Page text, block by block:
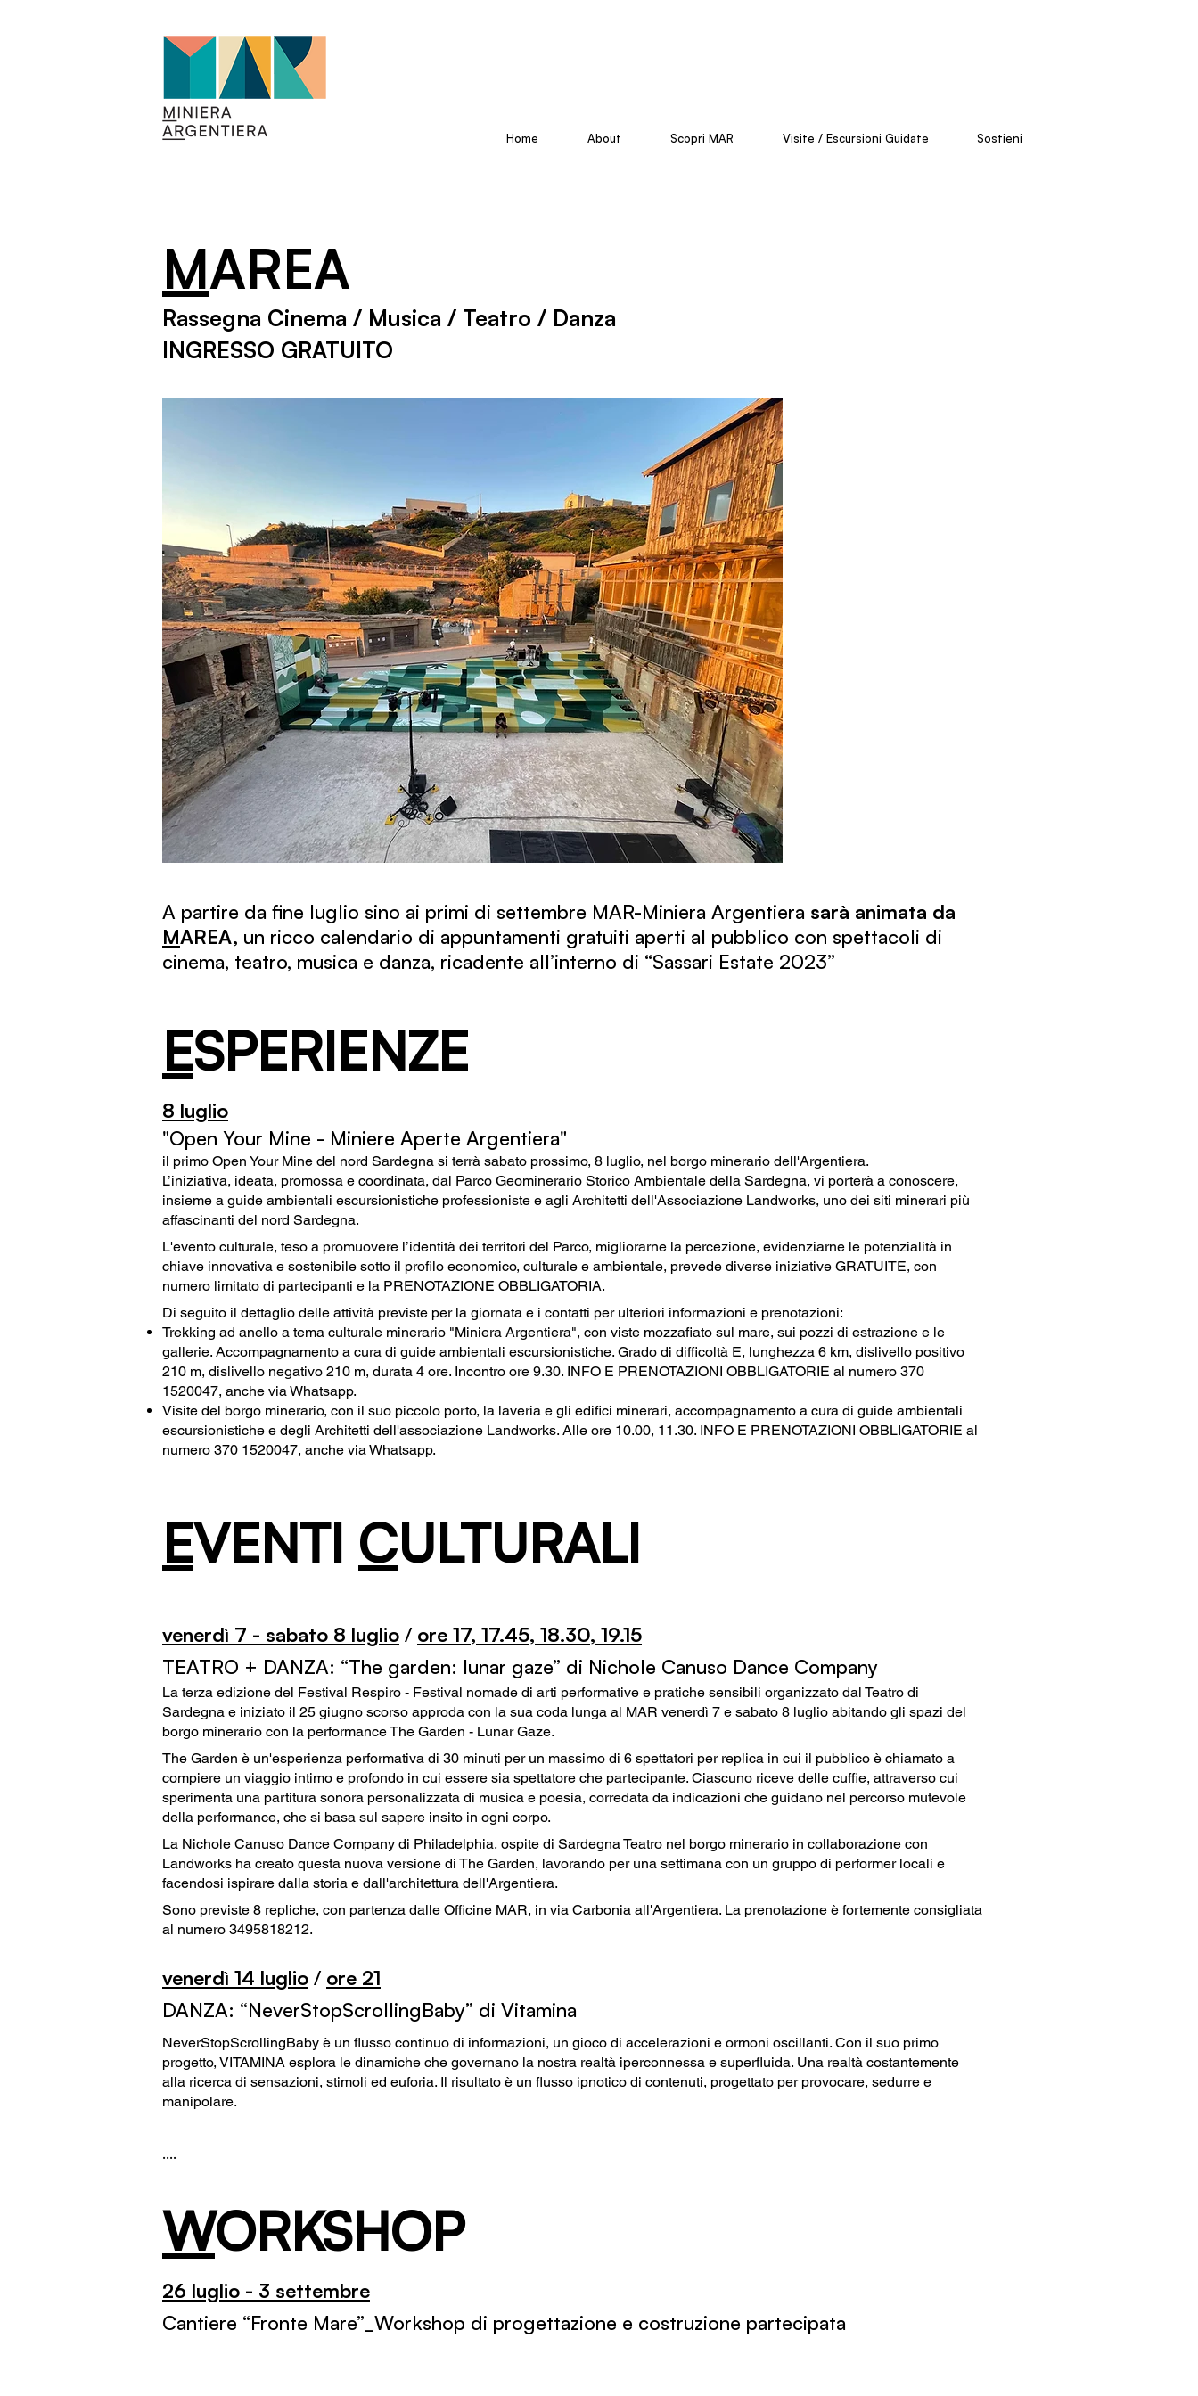
Home About Scopri MAR Visite / Escursioni Guidate Sostieni
MAREA
Rassegna Cinema / Musica / Teatro / Danza
INGRESSO GRATUITO
A partire da fine luglio sino ai primi di settembre MAR-Miniera Argentiera sarà animata da
MAREA, un ricco calendario di appuntamenti gratuiti aperti al pubblico con spettacoli di
cinema, teatro, musica e danza, ricadente all’interno di “Sassari Estate 2023”
ESPERIENZE
8 luglio
"Open Your Mine - Miniere Aperte Argentiera"
il primo Open Your Mine del nord Sardegna si terrà sabato prossimo, 8 luglio, nel borgo minerario dell'Argentiera.
L’iniziativa, ideata, promossa e coordinata, dal Parco Geominerario Storico Ambientale della Sardegna, vi porterà a conoscere,
insieme a guide ambientali escursionistiche professioniste e agli Architetti dell'Associazione Landworks, uno dei siti minerari più
affascinanti del nord Sardegna.
L'evento culturale, teso a promuovere l’identità dei territori del Parco, migliorarne la percezione, evidenziarne le potenzialità in
chiave innovativa e sostenibile sotto il profilo economico, culturale e ambientale, prevede diverse iniziative GRATUITE, con
numero limitato di partecipanti e la PRENOTAZIONE OBBLIGATORIA.
Di seguito il dettaglio delle attività previste per la giornata e i contatti per ulteriori informazioni e prenotazioni:
Trekking ad anello a tema culturale minerario "Miniera Argentiera", con viste mozzafiato sul mare, sui pozzi di estrazione e le
gallerie. Accompagnamento a cura di guide ambientali escursionistiche. Grado di difficoltà E, lunghezza 6 km, dislivello positivo
210 m, dislivello negativo 210 m, durata 4 ore. Incontro ore 9.30. INFO E PRENOTAZIONI OBBLIGATORIE al numero 370
1520047, anche via Whatsapp.
Visite del borgo minerario, con il suo piccolo porto, la laveria e gli edifici minerari, accompagnamento a cura di guide ambientali
escursionistiche e degli Architetti dell'associazione Landworks. Alle ore 10.00, 11.30. INFO E PRENOTAZIONI OBBLIGATORIE al
numero 370 1520047, anche via Whatsapp.
EVENTI CULTURALI
venerdì 7 - sabato 8 luglio / ore 17, 17.45, 18.30, 19.15
TEATRO + DANZA: “The garden: lunar gaze” di Nichole Canuso Dance Company
La terza edizione del Festival Respiro - Festival nomade di arti performative e pratiche sensibili organizzato dal Teatro di
Sardegna e iniziato il 25 giugno scorso approda con la sua coda lunga al MAR venerdì 7 e sabato 8 luglio abitando gli spazi del
borgo minerario con la performance The Garden - Lunar Gaze.
The Garden è un'esperienza performativa di 30 minuti per un massimo di 6 spettatori per replica in cui il pubblico è chiamato a
compiere un viaggio intimo e profondo in cui essere sia spettatore che partecipante. Ciascuno riceve delle cuffie, attraverso cui
sperimenta una partitura sonora personalizzata di musica e poesia, corredata da indicazioni che guidano nel percorso mutevole
della performance, che si basa sul sapere insito in ogni corpo.
La Nichole Canuso Dance Company di Philadelphia, ospite di Sardegna Teatro nel borgo minerario in collaborazione con
Landworks ha creato questa nuova versione di The Garden, lavorando per una settimana con un gruppo di performer locali e
facendosi ispirare dalla storia e dall'architettura dell'Argentiera.
Sono previste 8 repliche, con partenza dalle Officine MAR, in via Carbonia all'Argentiera. La prenotazione è fortemente consigliata
al numero 3495818212.
venerdì 14 luglio / ore 21
DANZA: “NeverStopScrollingBaby” di Vitamina
NeverStopScrollingBaby è un flusso continuo di informazioni, un gioco di accelerazioni e ormoni oscillanti. Con il suo primo
progetto, VITAMINA esplora le dinamiche che governano la nostra realtà iperconnessa e superfluida. Una realtà costantemente
alla ricerca di sensazioni, stimoli ed euforia. Il risultato è un flusso ipnotico di contenuti, progettato per provocare, sedurre e
manipolare.
....
WORKSHOP
26 luglio - 3 settembre
Cantiere “Fronte Mare”_Workshop di progettazione e costruzione partecipata